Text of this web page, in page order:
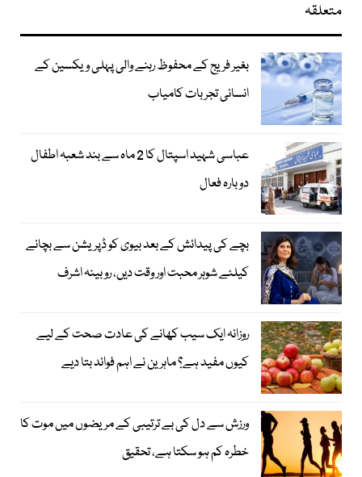
متعلقہ
بغیر فریج کے محفوظ رہنے والی پہلی ویکسین کے
انسانی تجربات کامیاب
عباسی شہید اسپتال کا 2 ماہ سے بند شعبہ اطفال
دوبارہ فعال
بچے کی پیدائش کے بعد بیوی کو ڈپریشن سے بچانے
کیلئے شوہر محبت اور وقت دیں، روبینہ اشرف
روزانہ ایک سیب کھانے کی عادت صحت کے لیے
کیوں مفید ہے؟ ماہرین نے اہم فوائد بتا دیے
ورزش سے دل کی بے ترتیبی کے مریضوں میں موت کا
خطرہ کم ہو سکتا ہے، تحقیق